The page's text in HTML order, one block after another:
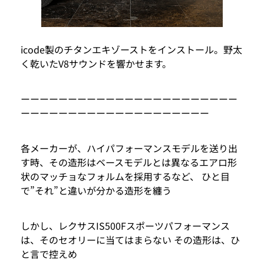
icode製のチタンエキゾーストをインストール。野太
く乾いたV8サウンドを響かせます。
ーーーーーーーーーーーーーーーーーーーーーーー
ーーーーーーーーーーーーーーーーーーーー
各メーカーが、ハイパフォーマンスモデルを送り出
す時、その造形はベースモデルとは異なるエアロ形
状のマッチョなフォルムを採用するなど、 ひと目
で”それ”と違いが分かる造形を纏う
しかし、レクサスIS500Fスポーツパフォーマンス
は、そのセオリーに当てはまらない その造形は、ひ
と言で控えめ